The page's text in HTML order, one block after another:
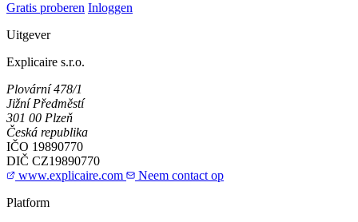
Gratis proberen Inloggen
Uitgever
Explicaire s.r.o.
Plovární 478/1
Jižní Předměstí
301 00 Plzeň
Česká republika
IČO 19890770
DIČ CZ19890770
www.explicaire.com
Neem contact op
Platform